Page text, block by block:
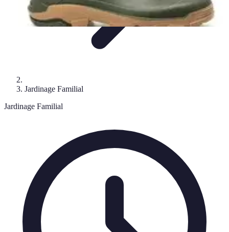
Jardinage Familial
Jardinage Familial